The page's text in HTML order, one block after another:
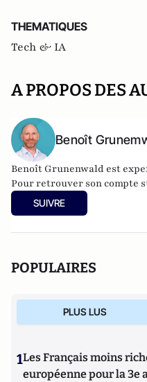
THEMATIQUES
Tech & IA
A PROPOS DES
Benoît
Benoît Grunenwald est
Pour retrouver son compte
SUIVRE
POPULAIRES
PLUS LUS
1Les Français moins
européenne pour la 3e